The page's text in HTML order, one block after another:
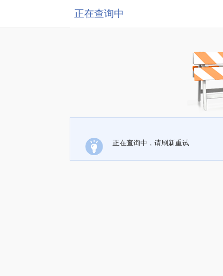
正在查询中
正在查询中，请刷新重试